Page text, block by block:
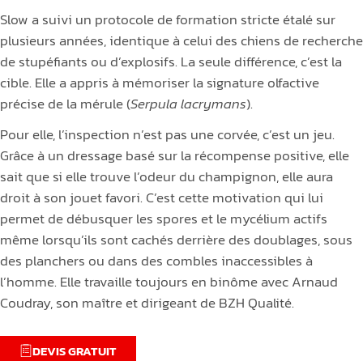
Slow a suivi un protocole de formation stricte étalé sur
plusieurs années, identique à celui des chiens de recherche
de stupéfiants ou d’explosifs. La seule différence, c’est la
cible. Elle a appris à mémoriser la signature olfactive
précise de la mérule (Serpula lacrymans).
Pour elle, l’inspection n’est pas une corvée, c’est un jeu.
Grâce à un dressage basé sur la récompense positive, elle
sait que si elle trouve l’odeur du champignon, elle aura
droit à son jouet favori. C’est cette motivation qui lui
permet de débusquer les spores et le mycélium actifs
même lorsqu’ils sont cachés derrière des doublages, sous
des planchers ou dans des combles inaccessibles à
l’homme. Elle travaille toujours en binôme avec Arnaud
Coudray, son maître et dirigeant de BZH Qualité.
DEVIS GRATUIT